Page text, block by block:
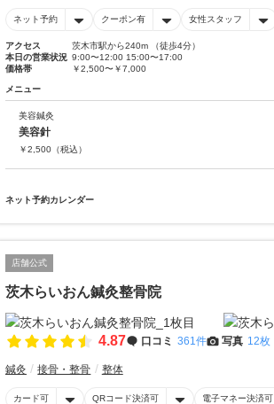
ネット予約 クーポン有 女性スタッフ
アクセス
茨木市駅から240m （徒歩4分）
本日の営業状況 9:00〜12:00 15:00〜17:00
価格帯
￥2,500〜￥7,000
メニュー
美容鍼灸
美容針
￥2,500 （税込）
ネット予約カレンダー
店舗公式
茨木らいおん鍼灸整骨院
4.87 口コミ 361件 写真 12枚
鍼灸 接骨・整骨 整体
カード可 QRコード決済可 電子マネー決済可